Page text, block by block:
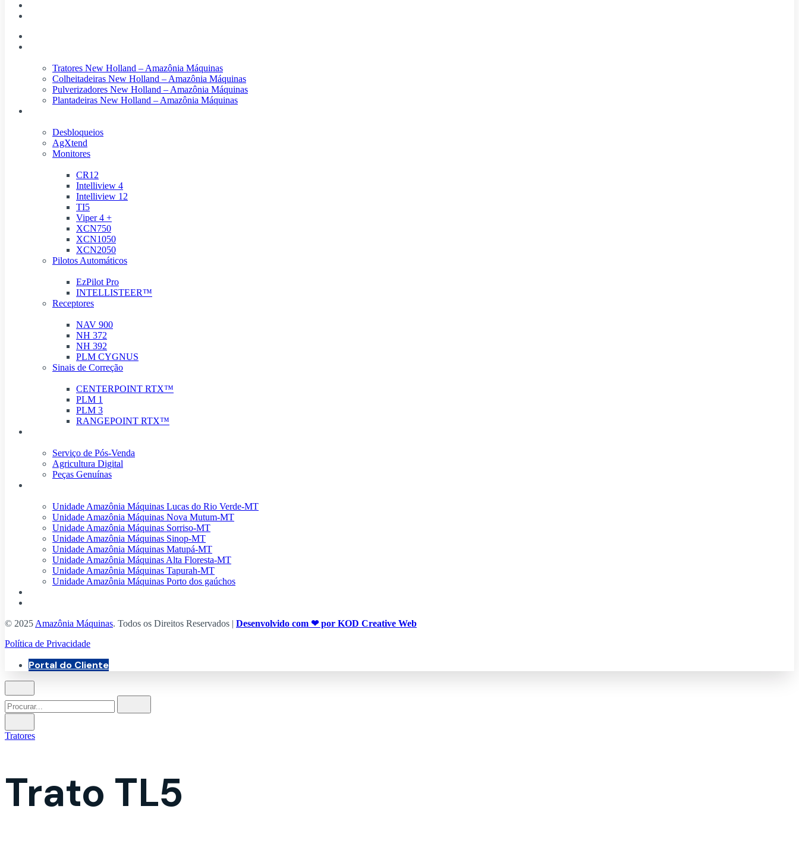
Tratores New Holland – Amazônia Máquinas
Colheitadeiras New Holland – Amazônia Máquinas
Pulverizadores New Holland – Amazônia Máquinas
Plantadeiras New Holland – Amazônia Máquinas
Desbloqueios
AgXtend
Monitores
CR12
Intelliview 4
Intelliview 12
TI5
Viper 4 +
XCN750
XCN1050
XCN2050
Pilotos Automáticos
EzPilot Pro
INTELLISTEER™
Receptores
NAV 900
NH 372
NH 392
PLM CYGNUS
Sinais de Correção
CENTERPOINT RTX™
PLM 1
PLM 3
RANGEPOINT RTX™
Serviço de Pós-Venda
Agricultura Digital
Peças Genuínas
Unidade Amazônia Máquinas Lucas do Rio Verde-MT
Unidade Amazônia Máquinas Nova Mutum-MT
Unidade Amazônia Máquinas Sorriso-MT
Unidade Amazônia Máquinas Sinop-MT
Unidade Amazônia Máquinas Matupá-MT
Unidade Amazônia Máquinas Alta Floresta-MT
Unidade Amazônia Máquinas Tapurah-MT
Unidade Amazônia Máquinas Porto dos gaúchos
© 2025 Amazônia Máquinas. Todos os Direitos Reservados | Desenvolvido com ❤ por KOD Creative Web
Política de Privacidade
Portal do Cliente
Tratores
Trato TL5